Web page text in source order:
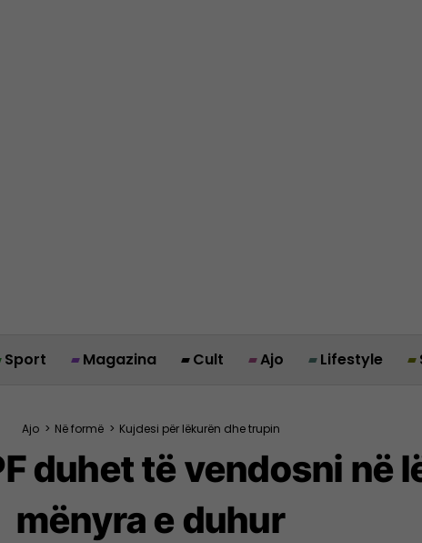
Sport Magazina Cult Ajo Lifestyle
Ajo > Në formë > Kujdesi për lëkurën dhe trupin
duhet të vendosni në
mënyra e duhur